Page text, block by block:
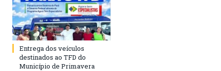
Entrega dos veículos
destinados ao TFD do
Município de Primavera